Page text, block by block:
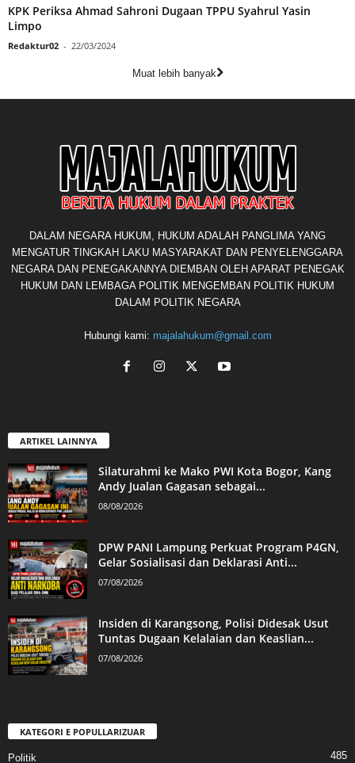
KPK Periksa Ahmad Sahroni Dugaan TPPU Syahrul Yasin
Limpo
Redaktur02 - 22/03/2024
Muat lebih banyak
DALAM NEGARA HUKUM, HUKUM ADALAH PANGLIMA YANG
MENGATUR TINGKAH LAKU MASYARAKAT DAN PENYELENGGARA
NEGARA DAN PENEGAKANNYA DIEMBAN OLEH APARAT PENEGAK
HUKUM DAN LEMBAGA POLITIK MENGEMBAN POLITIK HUKUM
DALAM POLITIK NEGARA
Hubungi kami: majalahukum@gmail.com
ARTIKEL LAINNYA
Silaturahmi ke Mako PWI Kota Bogor, Kang
Andy Jualan Gagasan sebagai...
08/08/2026
DPW PANI Lampung Perkuat Program P4GN,
Gelar Sosialisasi dan Deklarasi Anti...
07/08/2026
Insiden di Karangsong, Polisi Didesak Usut
Tuntas Dugaan Kelalaian dan Keaslian...
07/08/2026
KATEGORI E POPULLARIZUAR
Politik 485